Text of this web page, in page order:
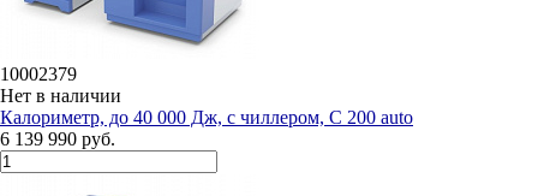
10002379
Нет в наличии
Калориметр, до 40 000 Дж, с чиллером, C 200 auto
6 139 990 руб.